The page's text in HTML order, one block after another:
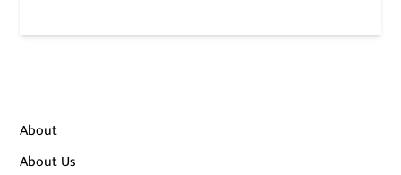
About
About Us